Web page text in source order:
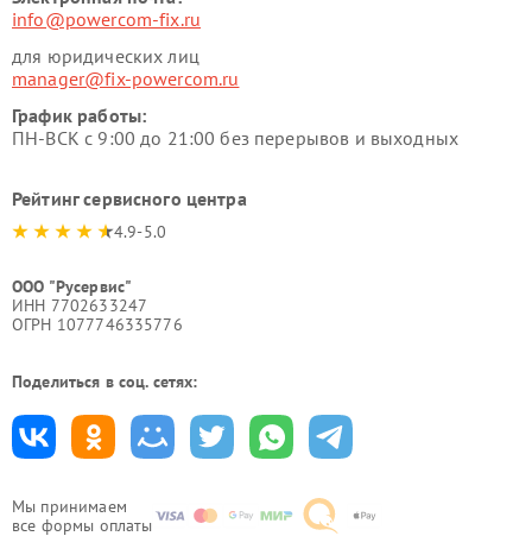
Мы принимаем
все формы оплаты
info@powercom-fix.ru
для юридических лиц
manager@fix-powercom.ru
График работы:
ПН-ВСК с 9:00 до 21:00 без перерывов и выходных
Рейтинг сервисного центра
4.9-5.0
ООО "Русервис"
ИНН 7702633247
ОГРН 1077746335776
Поделиться в соц. сетях: